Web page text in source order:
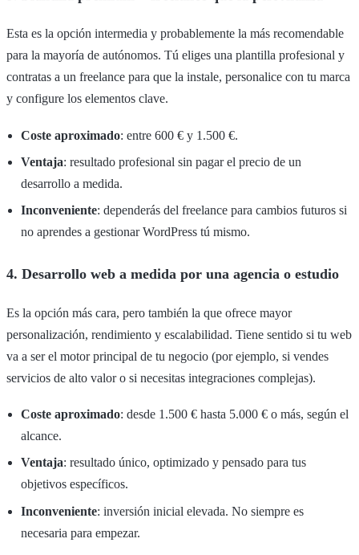
Esta es la opción intermedia y probablemente la más recomendable
para la mayoría de autónomos. Tú eliges una plantilla profesional y
contratas a un freelance para que la instale, personalice con tu marca
y configure los elementos clave.
Coste aproximado: entre 600 € y 1.500 €.
Ventaja: resultado profesional sin pagar el precio de un
desarrollo a medida.
Inconveniente: dependerás del freelance para cambios futuros si
no aprendes a gestionar WordPress tú mismo.
4. Desarrollo web a medida por una agencia o estudio
Es la opción más cara, pero también la que ofrece mayor
personalización, rendimiento y escalabilidad. Tiene sentido si tu web
va a ser el motor principal de tu negocio (por ejemplo, si vendes
servicios de alto valor o si necesitas integraciones complejas).
Coste aproximado: desde 1.500 € hasta 5.000 € o más, según el
alcance.
Ventaja: resultado único, optimizado y pensado para tus
objetivos específicos.
Inconveniente: inversión inicial elevada. No siempre es
necesaria para empezar.